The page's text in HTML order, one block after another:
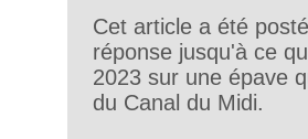
Cet article a été
réponse jusqu'à ce
2023 sur une épave
du Canal du Midi.